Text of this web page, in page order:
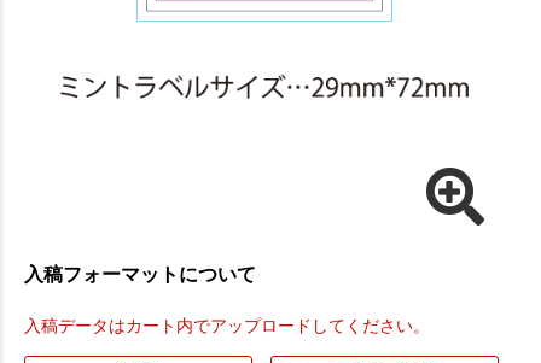
入稿フォーマットについて
入稿データはカート内でアップロードしてください。